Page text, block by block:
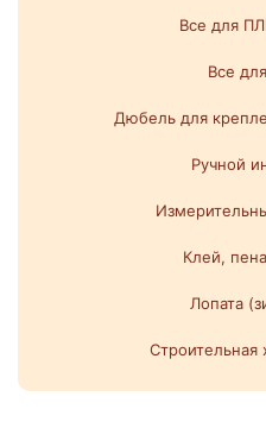
Все для
Все
Дюбель для
Ручной
Клей,
Лопата
Строительная